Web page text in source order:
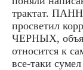
трактат.
просветил
ЧЕРНЫХ,
относится к
все-таки